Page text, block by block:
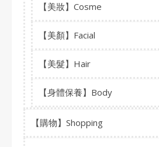
【美妝】Cosme
【美顏】Facial
【美髮】Hair
【身體保養】Body
【購物】Shopping